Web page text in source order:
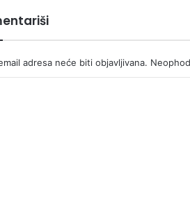
adresa neće biti objavljivana.